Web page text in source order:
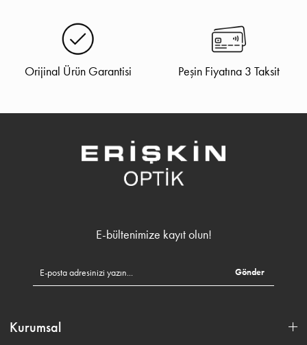
Orijinal Ürün Garantisi Peşin Fiyatına 3 Taksit
E-bültenimize kayıt olun!
Gönder
Kurumsal